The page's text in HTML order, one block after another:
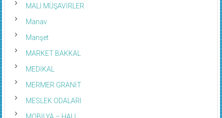
MALİ MÜŞAVİRLER
Manav
Manşet
MARKET BAKKAL
MEDİKAL
MERMER GRANİT
MESLEK ODALARI